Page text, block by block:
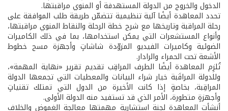
الدخول والخروج من الدولة المستهدفة أو المنوي مراقبتها.
تحدد المعاهدة أيضًا آلية تنظيمية تتضمّن طريقة طلب الموافقة على
رحلة المراقبة وتاريخها مع شرح خطة الرحلة والنقاط المنوي مراقبتها،
وأنواع المستشعرات التي يمكن استخدامها، بما في ذلك الكاميرات
الضوئية وكاميرات الفيديو المزوّدة شاشاتٍ وأجهزة مسح خطوط
الأشعة تحت الحمراء والرادار.
تُلزِم المعاهدة أيضًا الطرف المراقِب تقديم تقرير «نهاية المهمة»،
وللدولة المراقَبة خيار شراء البيانات والمعطيات التي تجمعها الدولة
المراقِبة، بخاصةٍ إذا كانت الأخيرة من الدول التي تمتلك تقنياتٍ
وأجهزةٍ متطورة، الأمر الذي قد تستفيد منه الدولة الأولى.
أنشأت المعاهدة لجنة استشارية مهمتها معالجة الغموض والخلاف